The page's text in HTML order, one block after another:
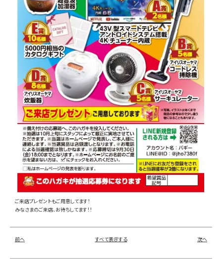
LINE
Instagram
ご来店プレゼントもご用意してます！
みなさまのご来店、お待ちしてます！！
前へ すべて表示する 次へ